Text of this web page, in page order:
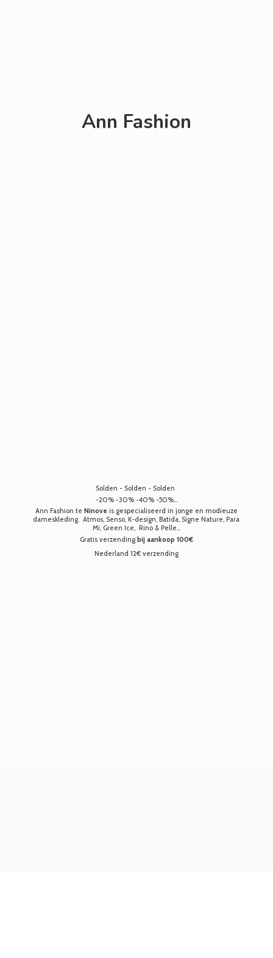
Ann Fashion
Solden - Solden - Solden
-20% -30% -40% -50%...
Ann Fashion te Ninove is gespecialiseerd in jonge en modieuze
dameskleding. Atmos, Senso, K-design, Batida, Signe Nature, Para
Mi, Green Ice, Rino & Pelle...
Gratis verzending bij aankoop 100€
Nederland 12€ verzending